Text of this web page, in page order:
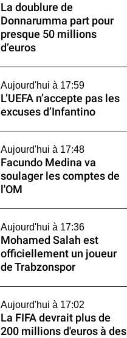
La doublure de
Donnarumma part pour
presque 50 millions
d’euros
Aujourd'hui à 17:59
L’UEFA n’accepte pas les
excuses d’Infantino
Aujourd'hui à 17:48
Facundo Medina va
soulager les comptes de
l'OM
Aujourd'hui à 17:36
Mohamed Salah est
officiellement un joueur
de Trabzonspor
Aujourd'hui à 17:02
La FIFA devrait plus de
200 millions d'euros à des